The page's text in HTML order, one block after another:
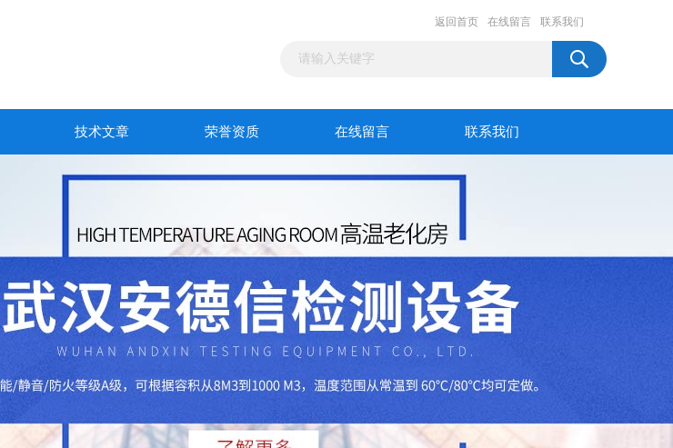
返回首页 在线留言 联系我们
技术文章 荣誉资质 在线留言 联系我们